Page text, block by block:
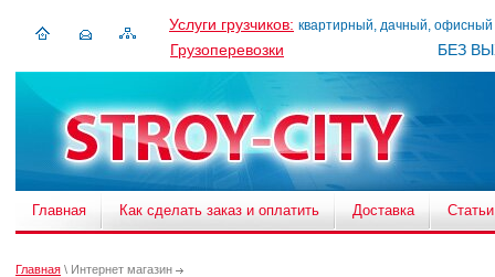
Услуги грузчиков: квартирный, дачный, офисный
Грузоперевозки БЕЗ
Главная Как сделать заказ и оплатить Доставка Статьи
Главная \ Интернет магазин